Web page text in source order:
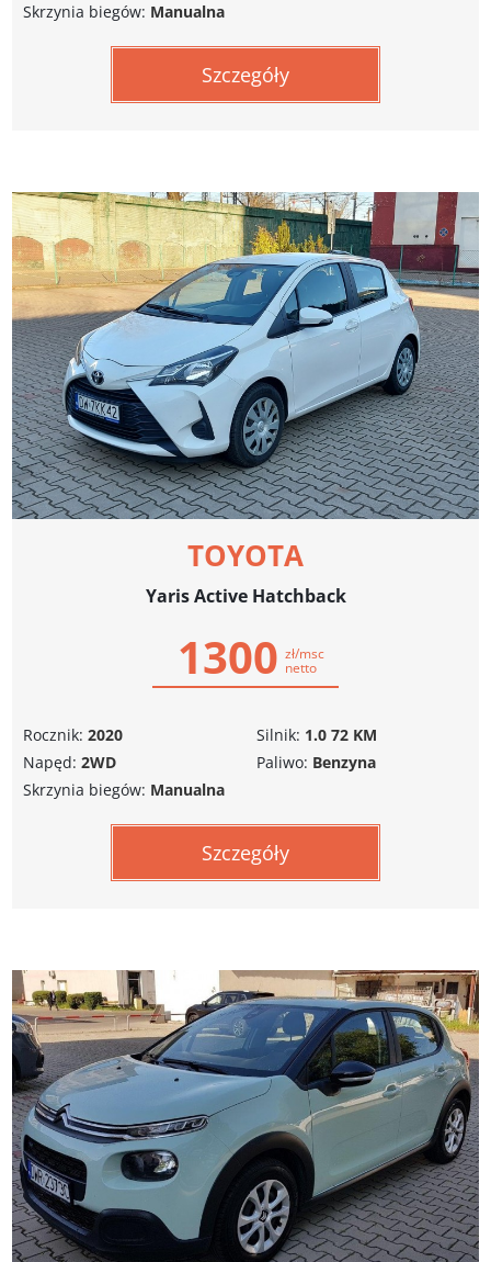
Skrzynia biegów: Manualna
Szczegóły
TOYOTA
Yaris Active Hatchback
1300 zł/msc
netto
Rocznik: 2020
Napęd: 2WD
Silnik: 1.0 72 KM
Paliwo: Benzyna
Skrzynia biegów: Manualna
Szczegóły